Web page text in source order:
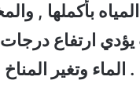
بأكملها ,
ارتفاع
الماء وتغير